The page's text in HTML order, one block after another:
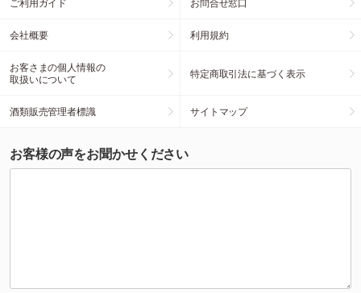
ご利用ガイド お問合せ窓口
会社概要 利用規約
お客さまの個人情報の
取扱いについて
特定商取引法に基づく表示
酒類販売管理者標識 サイトマップ
お客様の声をお聞かせください